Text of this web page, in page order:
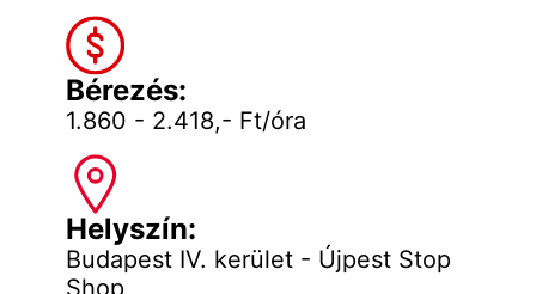
Bérezés:
1.860 - 2.418,- Ft/óra
Helyszín:
Budapest IV. kerület - Újpest Stop
Shop